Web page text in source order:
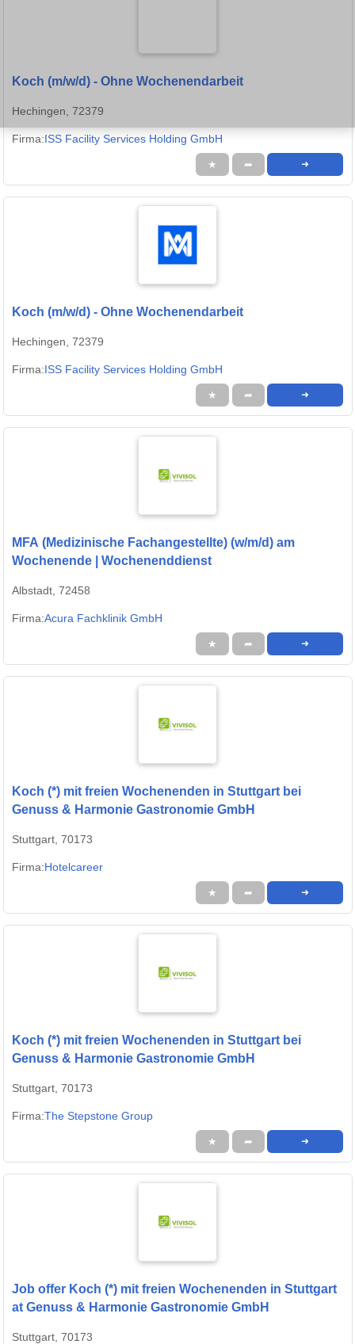
Koch (m/w/d) - Ohne Wochenendarbeit
Hechingen, 72379
Firma:ISS Facility Services Holding GmbH
★ ➦ ➜
Koch (m/w/d) - Ohne Wochenendarbeit
Hechingen, 72379
Firma:ISS Facility Services Holding GmbH
★ ➦ ➜
MFA (Medizinische Fachangestellte) (w/m/d) am
Wochenende | Wochenenddienst
Albstadt, 72458
Firma:Acura Fachklinik GmbH
★ ➦ ➜
Koch (*) mit freien Wochenenden in Stuttgart bei
Genuss & Harmonie Gastronomie GmbH
Stuttgart, 70173
Firma:Hotelcareer
★ ➦ ➜
Koch (*) mit freien Wochenenden in Stuttgart bei
Genuss & Harmonie Gastronomie GmbH
Stuttgart, 70173
Firma:The Stepstone Group
★ ➦ ➜
Job offer Koch (*) mit freien Wochenenden in Stuttgart
at Genuss & Harmonie Gastronomie GmbH
Stuttgart, 70173